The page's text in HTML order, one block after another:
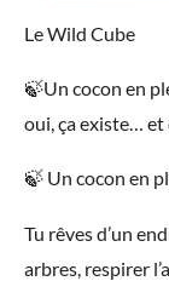
Le Wild Cube
🍃Un cocon en
oui, ça existe… et
🍃 Un cocon en
Tu rêves d’un
arbres, respirer